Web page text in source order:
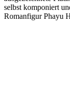
selbst komponiert
Romanfigur Phayu